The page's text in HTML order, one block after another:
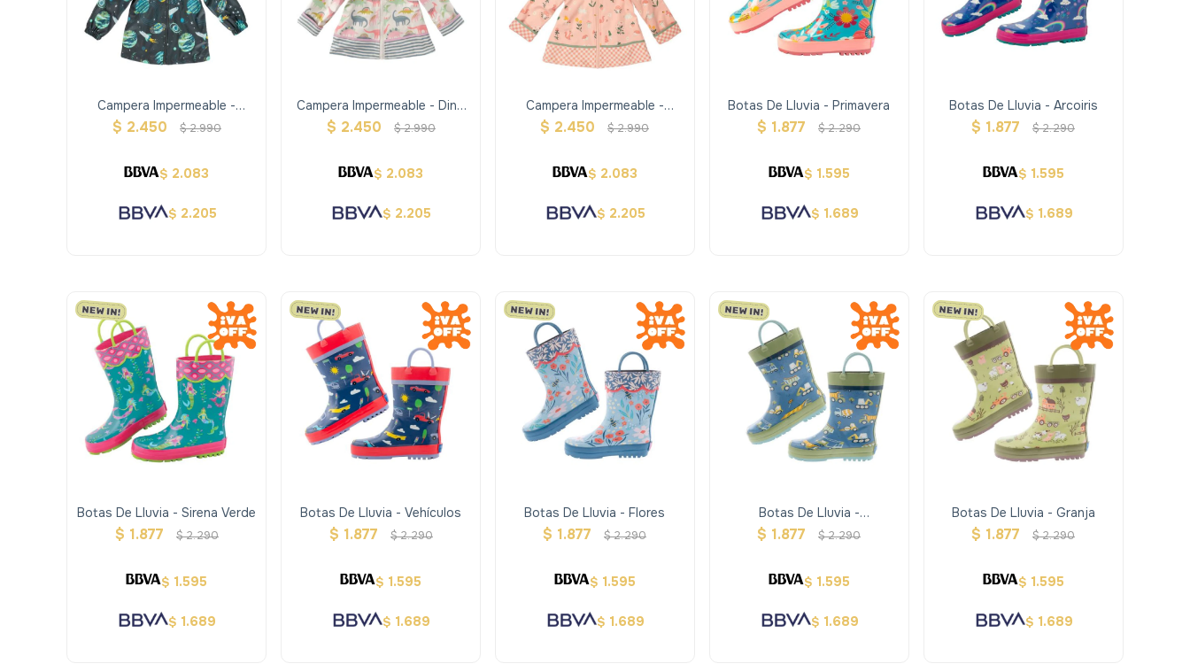
Campera Impermeable -
Espacio - Stephen Joseph
$ 2.450 $2.990
$ 2.083
$ 2.205
Campera Impermeable - Dino
Rosa - Stephen Joseph
$ 2.450 $2.990
$ 2.083
$ 2.205
Campera Impermeable -
Conejos Ardillas -stephen
$ 2.450 $2.990
$ 2.083
$ 2.205
Botas De Lluvia - Primavera
$ 1.877 $2.290
$ 1.595
$ 1.689
Botas De Lluvia - Arcoiris
$ 1.877 $2.290
$ 1.595
$ 1.689
Botas De Lluvia - Sirena Verde
$ 1.877 $2.290
$ 1.595
$ 1.689
Botas De Lluvia - Vehículos
$ 1.877 $2.290
$ 1.595
$ 1.689
Botas De Lluvia - Flores
$ 1.877 $2.290
$ 1.595
$ 1.689
Botas De Lluvia -
Construcción
$ 1.877 $2.290
$ 1.595
$ 1.689
Botas De Lluvia - Granja
$ 1.877 $2.290
$ 1.595
$ 1.689